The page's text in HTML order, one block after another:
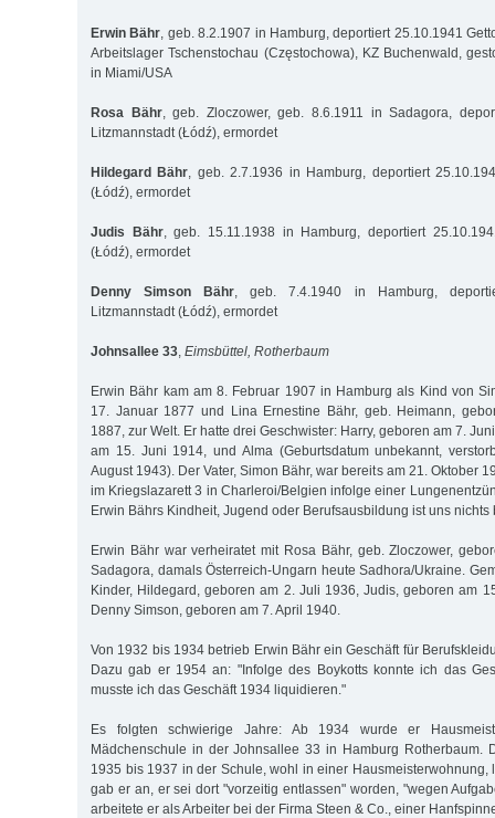
Erwin Bähr , geb. 8.2.1907 in Hamburg, deportiert 25.10.1941
Arbeitslager Tschenstochau (Częstochowa), KZ Buchenwald,
in Miami/USA
Rosa Bähr, geb. Zloczower, geb. 8.6.1911 in Sadagora,
Litzmannstadt (Łódź), ermordet
Hildegard Bähr , geb. 2.7.1936 in Hamburg, deportiert
(Łódź), ermordet
Judis Bähr, geb. 15.11.1938 in Hamburg, deportiert
(Łódź), ermordet
Denny Simson Bähr , geb. 7.4.1940 in Hamburg,
Litzmannstadt (Łódź), ermordet
Johnsallee 33 Eimsbüttel, Rotherbaum
Erwin Bähr kam am 8. Februar 1907 in Hamburg als Kind von
17. Januar 1877 und Lina Ernestine Bähr, geb. Heimann,
1887, zur Welt. Er hatte drei Geschwister: Harry, geboren am 7.
am 15. Juni 1914, und Alma (Geburtsdatum unbekannt,
August 1943). Der Vater, Simon Bähr, war bereits am 21. Oktober
im Kriegslazarett 3 in Charleroi/Belgien infolge einer
Erwin Bährs Kindheit, Jugend oder Berufsausbildung ist uns nichts
Erwin Bähr war verheiratet mit Rosa Bähr, geb. Zloczower,
Sadagora, damals Österreich-Ungarn heute Sadhora/Ukraine.
Kinder, Hildegard, geboren am 2. Juli 1936, Judis, geboren am
Denny Simson, geboren am 7. April 1940.
Von 1932 bis 1934 betrieb Erwin Bähr ein Geschäft für
Dazu gab er 1954 an: "Infolge des Boykotts konnte ich das
musste ich das Geschäft 1934 liquidieren."
Es folgten schwierige Jahre: Ab 1934 wurde er
Mädchenschule in der Johnsallee 33 in Hamburg Rotherbaum.
1935 bis 1937 in der Schule, wohl in einer Hausmeisterwohnung,
gab er an, er sei dort "vorzeitig entlassen" worden, "wegen
arbeitete er als Arbeiter bei der Firma Steen & Co., einer